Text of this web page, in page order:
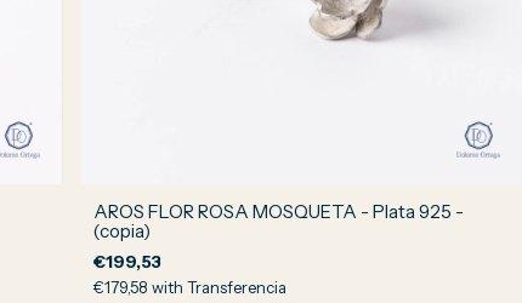
AROS FLOR ROSA MOSQUETA - Plata 925 -
(copia)
€199,53
€179,58 with Transferencia